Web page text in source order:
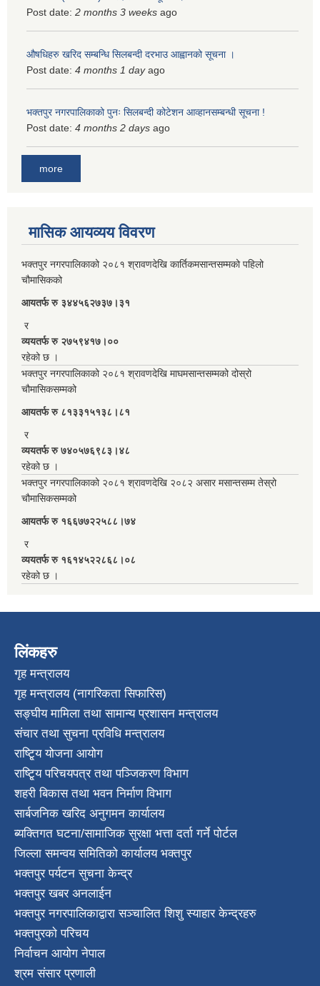
Post date: 2 months 3 weeks ago
औषधिहरु खरिद सम्बन्धि सिलबन्दी दरभाउ आह्वानको सूचना ।
Post date: 4 months 1 dayago
भक्तपुर नगरपालिकाको पुनः सिलबन्दी कोटेशन आव्हानसम्बन्धी सूचना !
Post date: 4 months 2 days ago
more
मासिक आयव्यय विवरण
भक्तपुर नगरपालिकाको २०८१ श्रावणदेखि कार्तिकमसान्तसम्मको पहिलो
चौमासिकको
आयतर्फ रु‌ ३४४५६२७३७।३१
र
व्ययतर्फ रु २७५९४१७।००
रहेको छ ।
भक्तपुर नगरपालिकाको २०८१ श्रावणदेखि माघमसान्तसम्मको दोस्रो
चौमासिकसम्मको
आयतर्फ रु‌ ८१३३१५१३८।८१
र
व्ययतर्फ रु ७४०५७६९८३।४८
रहेको छ ।
भक्तपुर नगरपालिकाको २०८१ श्रावणदेखि २०८२ असार मसान्तसम्म तेस्रो
चौमासिकसम्मको
आयतर्फ रु‌ १६६७७२२५८८।७४
र
व्ययतर्फ रु १६१४५२२८६८।०८
रहेको छ ।
लिंकहरु
गृह मन्त्रालय
गृह मन्त्रालय (नागरिकता सिफारिस)
सङ्घीय मामिला तथा सामान्य प्रशासन मन्त्रालय
संचार तथा सुचना प्रविधि मन्त्रालय
राष्टि्ृय योजना आयोग
राष्टि्ृय परिचयपत्र तथा पञ्जिकरण विभाग
शहरी बिकास तथा भवन निर्माण विभाग
सार्बजनिक खरिद अनुगमन कार्यालय
ब्यक्तिगत घटना/सामाजिक सुरक्षा भत्ता दर्ता गर्ने पोर्टल
जिल्ला समन्वय समितिको कार्यालय भक्तपुर
भक्तपुर पर्यटन सुचना केन्द्र
भक्तपुर खबर अनलाईन
भक्तपुर नगरपालिकाद्वारा सञ्चालित शिशु स्याहार केन्द्रहरु
भक्तपुरकाे परिचय
निर्वाचन आयोग नेपाल
श्रम संसार प्रणाली